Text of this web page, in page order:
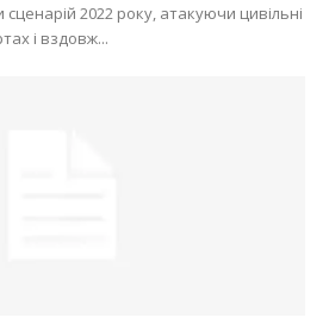
2022 року, атакуючи цивільні
і вздовж...